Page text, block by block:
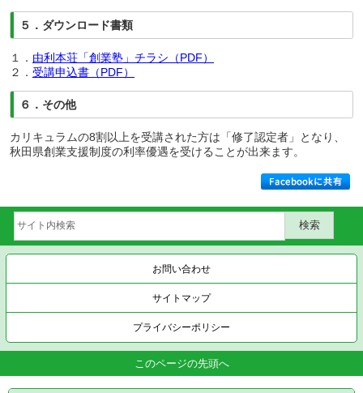
５．ダウンロード書類
１． 由利本荘「創業塾」チラシ（PDF）
２． 受講申込書（PDF）
６．その他
カリキュラムの8割以上を受講された方は「修了認定者」となり、
秋田県創業支援制度の利率優遇を受けることが出来ます。
お問い合わせ
サイトマップ
プライバシーポリシー
このページの先頭へ